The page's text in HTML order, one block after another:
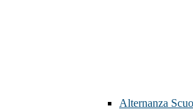
Alternanza